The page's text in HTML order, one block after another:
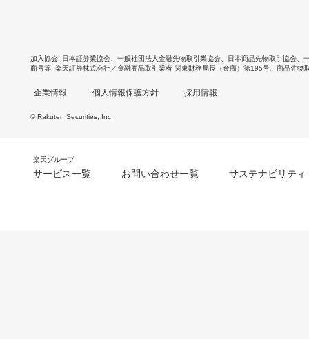
加入協会 日本証券業協会 一般社団法人金融先物取引業協会 日本商品先物取引協会
商号等 楽天証券株式会社／金融商品取引業者 関東財務局長（金商）第195号、商品先物
企業情報 個人情報保護方針 採用情報
© Rakuten Securities, Inc.
楽天グループ
サービス一覧 お問い合わせ一覧 サステナビリティ